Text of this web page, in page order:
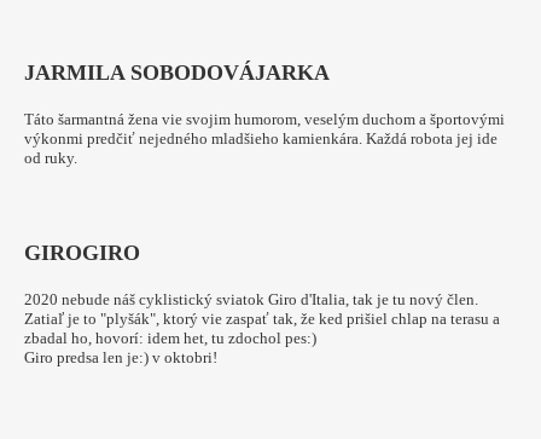
JARMILA SOBODOVÁJARKA
Táto šarmantná žena vie svojim humorom, veselým duchom a športovými
výkonmi predčiť nejedného mladšieho kamienkára. Každá robota jej ide
od ruky.
GIROGIRO
2020 nebude náš cyklistický sviatok Giro d'Italia, tak je tu nový člen.
Zatiaľ je to "plyšák", ktorý vie zaspať tak, že ked prišiel chlap na terasu a
zbadal ho, hovorí: idem het, tu zdochol pes:)
Giro predsa len je:) v oktobri!